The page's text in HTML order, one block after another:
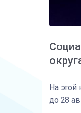
На этой
до 28